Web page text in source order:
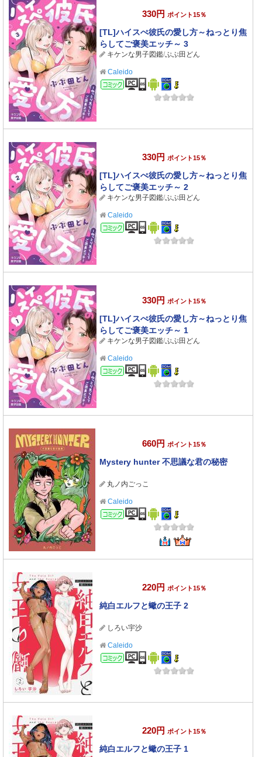
330円 ポイント15％
[TL]ハイスぺ彼氏の愛し方～ねっとり焦
らしてご褒美エッチ～ 3
キケンな男子図鑑/ぷぷ田どん
Caleido
コミック
330円 ポイント15％
[TL]ハイスぺ彼氏の愛し方～ねっとり焦
らしてご褒美エッチ～ 2
キケンな男子図鑑/ぷぷ田どん
Caleido
コミック
330円 ポイント15％
[TL]ハイスぺ彼氏の愛し方～ねっとり焦
らしてご褒美エッチ～ 1
キケンな男子図鑑/ぷぷ田どん
Caleido
コミック
660円 ポイント15％
Mystery hunter 不思議な君の秘密
丸ノ内ごっこ
Caleido
コミック
220円 ポイント15％
純白エルフと蠍の王子 2
しろい宇沙
Caleido
コミック
220円 ポイント15％
純白エルフと蠍の王子 1